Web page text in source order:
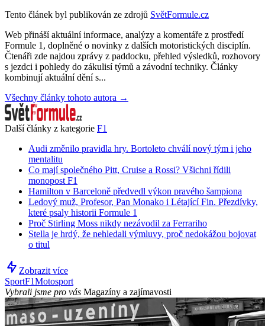
Tento článek byl publikován ze zdrojů SvětFormule.cz
Web přináší aktuální informace, analýzy a komentáře z prostředí
Formule 1, doplněné o novinky z dalších motoristických disciplín.
Čtenáři zde najdou zprávy z paddocku, přehled výsledků, rozhovory
s jezdci i pohledy do zákulisí týmů a závodní techniky. Články
kombinují aktuální dění s...
Všechny články tohoto autora →
Další články z kategorie F1
Audi změnilo pravidla hry. Bortoleto chválí nový tým i jeho
mentalitu
Co mají společného Pitt, Cruise a Rossi? Všichni řídili
monopost F1
Hamilton v Barceloně předvedl výkon pravého šampiona
Ledový muž, Profesor, Pan Monako i Létající Fin. Přezdívky,
které psaly historii Formule 1
Proč Stirling Moss nikdy nezávodil za Ferrariho
Stella je hrdý, že nehledali výmluvy, proč nedokážou bojovat
o titul
Zobrazit více
SportF1Motosport
Vybrali jsme pro vás Magazíny a zajímavosti